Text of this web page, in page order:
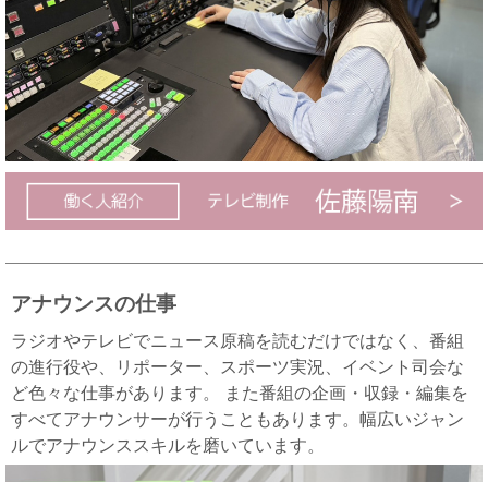
アナウンスの仕事
ラジオやテレビでニュース原稿を読むだけではなく、番組
の進行役や、リポーター、スポーツ実況、イベント司会な
ど色々な仕事があります。 また番組の企画・収録・編集を
すべてアナウンサーが行うこともあります。幅広いジャン
ルでアナウンススキルを磨いています。